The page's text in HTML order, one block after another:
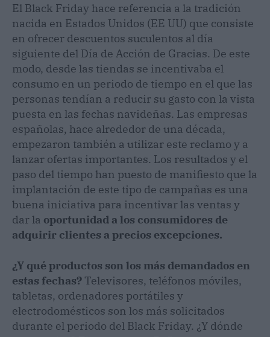
El Black Friday hace referencia a la tradición
nacida en Estados Unidos (EE UU) que consiste
en ofrecer descuentos suculentos al día
siguiente del Día de Acción de Gracias. De este
modo, desde las tiendas se incentivaba el
consumo en un periodo de tiempo en el que las
personas tendían a reducir su gasto con la vista
puesta en las fechas navideñas. Las empresas
españolas, hace alrededor de una década,
empezaron también a utilizar este reclamo y a
lanzar ofertas importantes. Los resultados y el
paso del tiempo han puesto de manifiesto que la
implantación de este tipo de campañas es una
buena iniciativa para incentivar las ventas y
dar la oportunidad a los consumidores de
adquirir clientes a precios excepciones.
¿Y qué productos son los más demandados en
estas fechas? Televisores, teléfonos móviles,
tabletas, ordenadores portátiles y
electrodomésticos son los más solicitados
durante el periodo del Black Friday. ¿Y dónde